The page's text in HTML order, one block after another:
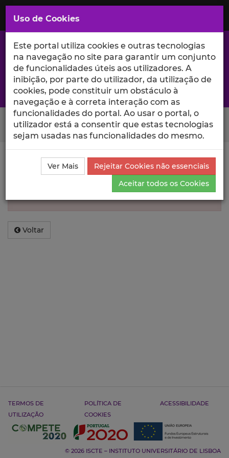
Saltar
para
Conteúdo
Principal
A excelência da investigação e ciência no Iscte
Search Button
Informação inválida
Não foi encontrada informação sobre esse
Voltar
TERMOS DE
UTILIZAÇÃO
POLÍTICA DE
COOKIES
ACESSIBILIDADE
© 2026 ISCTE – INSTITUTO UNIVERSITÁRIO DE LISBOA
Uso de Cookies
Este portal utiliza cookies e outras tecnologias
na navegação no site para garantir um conjunto
de funcionalidades úteis aos utilizadores. A
inibição, por parte do utilizador, da utilização de
cookies, pode constituir um obstáculo à
navegação e à correta interação com as
funcionalidades do portal. Ao usar o portal, o
utilizador está a consentir que estas tecnologias
sejam usadas nas funcionalidades do mesmo.
Ver Mais
Rejeitar Cookies não essenciais
Aceitar todos os Cookies